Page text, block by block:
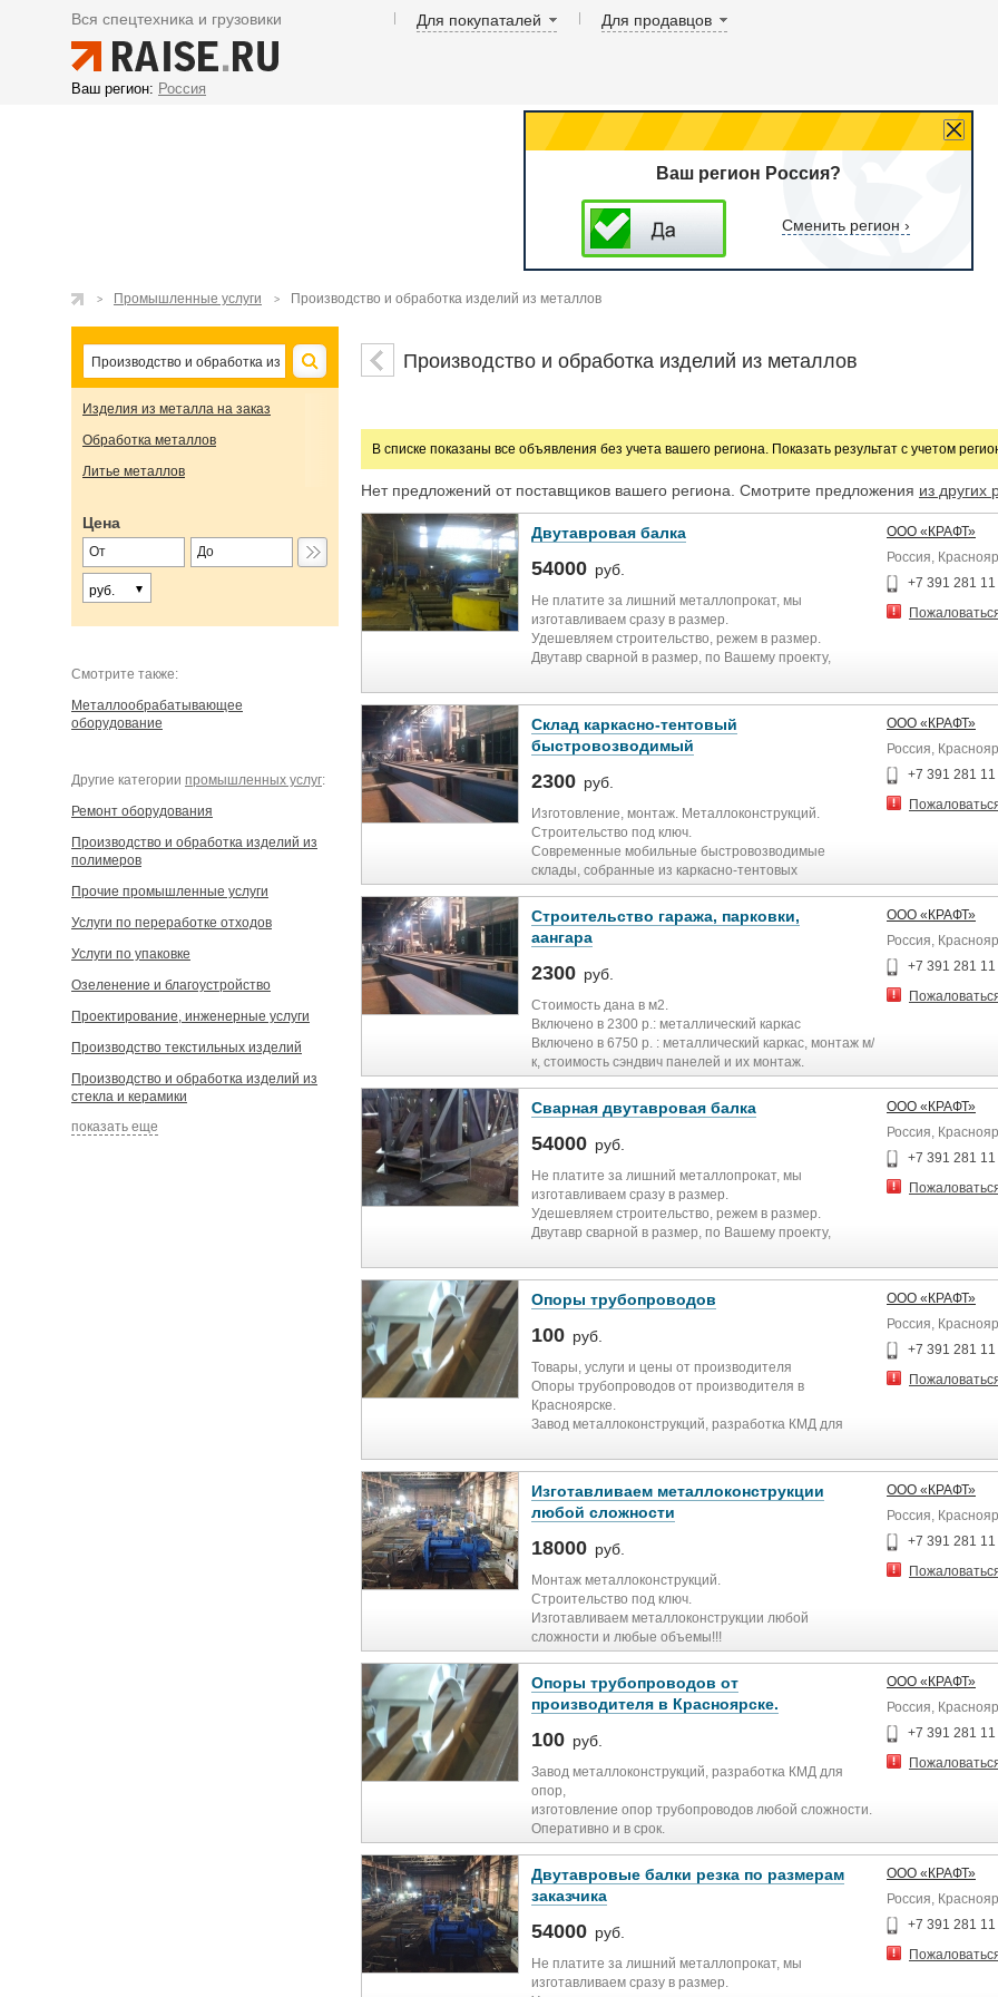
Вся спецтехника и грузовики Для покупаталей Для продавцов
Ваш регион: Россия
Ваш регион Россия?
Сменить регион ›
Промышленные услуги Производство и обработка изделий из металлов
Изделия из металла на заказ
Обработка металлов
Литье металлов
Цена
руб.
Cмотрите также:
Металлообрабатывающее
оборудование
Другие категории промышленных услуг:
Ремонт оборудования
Производство и обработка изделий из
полимеров
Прочие промышленные услуги
Услуги по переработке отходов
Услуги по упаковке
Озеленение и благоустройство
Проектирование, инженерные услуги
Производство текстильных изделий
Производство и обработка изделий из
стекла и керамики
показать еще
Производство и обработка изделий из металлов
В списке показаны все объявления без учета вашего региона. Показать результат с учетом
Нет предложений от поставщиков вашего региона. Смотрите предложения из других
Двутавровая балка
54000 руб.
Не платите за лишний металлопрокат, мы
изготавливаем сразу в размер.
Удешевляем строительство, режем в размер.
Двутавр сварной в размер, по Вашему проекту,
Можно отрезать на стройке и думать куда девать
Изготавливаем сварную двутавровую балку по СТО
АСЧМ 20-93
Предоставляем документы для проектировщиков с
расчётами
параметров для замены прокатной балки на
сварную.
Б1, Б2, Б3….. Ш1, Ш2, Ш3, Ш4, Ш5 …. К1, К2, К3, К4, К5
Сертификат, паспорт.
Сборка на спец. линии,
Исправление грибовидности на прокатном стане.
ООО «КРАФТ»
Россия,
+7 391 281 11
Склад каркасно-тентовый
быстровозводимый
2300 руб.
Изготовление, монтаж. Металлоконструкций.
Строительство под ключ.
Современные мобильные быстровозводимые
склады, собранные из каркасно-тентовых
конструкций, обеспечивают необходимые условия
для хранения строительных материалов,
комплектующих и оборудования. Такие мобильные
здания можно быстро демонтировать и перенести с
одной площадки на другую, их можно эффективно
использовать в течение многих лет.
ООО «КРАФТ»
Россия,
+7 391 281 11
Строительство гаража, парковки,
аангара
2300 руб.
Стоимость дана в м2.
Включено в 2300 р.: металлический каркас
Включено в 6750 р. : металлический каркас, монтаж м/
к, стоимость сэндвич панелей и их монтаж.
Много вариантов готовых проектов конструкций
зданий.
Проектируем, строим ангары, боксы, цеха холодные,
теплые.
Промышленные, фермерские теплицы, коровники,
птицефабрики.
Строительство в регионах.
Собственная линия сварной двутавровой балки
49000 р/тонна, даем нам качественное
стоимости металлоконструкций.
просчитаны в программе Скад на ветровые, снеговые
нагрузки для Сибирского региона.
Металлоконструкции каркасы зданий, ангаров,
ООО «КРАФТ»
Россия,
+7 391 281 11
Сварная двутавровая балка
54000 руб.
Не платите за лишний металлопрокат, мы
изготавливаем сразу в размер.
Удешевляем строительство, режем в размер.
Двутавр сварной в размер, по Вашему проекту,
Можно отрезать на стройке и думать куда девать
Изготавливаем сварную двутавровую балку по СТО
АСЧМ 20-93
Предоставляем документы для проектировщиков с
расчётами
параметров для замены прокатной балки на
сварную.
Б1, Б2, Б3….. Ш1, Ш2, Ш3, Ш4, Ш5 …. К1, К2, К3, К4, К5
Сертификат, паспорт.
провар автоматической сваркой,
Исправление грибовидности на прокатном стане.
Много вариантов готовых проектов конструкций
зданий.
Проектируем, строим ангары, боксы, цеха холодные,
теплые.
Промышленные, фермерские теплицы, коровники,
птицефабрики.
Строительство в регионах.
ООО «КРАФТ»
Россия,
+7 391 281 11
Опоры трубопроводов
100 руб.
Товары, услуги и цены от производителя
Опоры трубопроводов от производителя в
Красноярске.
Завод металлоконструкций, разработка КМД для
изготовление опор трубопроводов любой сложности.
ООО «КРАФТ»
Россия,
+7 391 281 11
Изготавливаем металлоконструкции
любой сложности
18000 руб.
Монтаж металлоконструкций.
Строительство под ключ.
Изготавливаем металлоконструкции любой
сложности и любые объемы!!!
Большой выбор готовых решений металло каркасов
заданий, помещений, цехов, магазинов,
промышленных теплиц и т. д. Собственные проекты
ангаров, складов, боксов.
Монтаж металлоконструкций и сэндвич панелей.
Здания сельхоз назначения, промышленные,
фермерские теплицы.
Металлоконструкции ангаров, складов, зданий.
ООО «КРАФТ»
Россия,
+7 391 281 11
Опоры трубопроводов от
производителя в Красноярске.
100 руб.
Завод металлоконструкций, разработка КМД для
опор,
изготовление опор трубопроводов любой сложности.
Оперативно и в срок.
Изготавливаем металлоконструкции любой сложноти
и любые объемы!!!
Производим опоры аналог ХИЛТИ, анкера класса
прочности 8,8 аналог ХИЛТИ, Производство
металлоконструкций любой сложности.
Доставляем в регионы своим авто транспортом.
ООО «КРАФТ»
Россия,
+7 391 281 11
Двутавровые балки резка по размерам
заказчика
54000 руб.
Не платите за лишний металлопрокат, мы
изготавливаем сразу в размер.
ООО «КРАФТ»
Россия,
+7 391 281 11